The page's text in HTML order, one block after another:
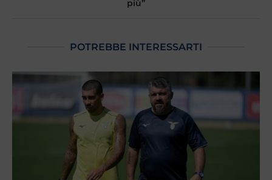
più”
POTREBBE INTERESSARTI